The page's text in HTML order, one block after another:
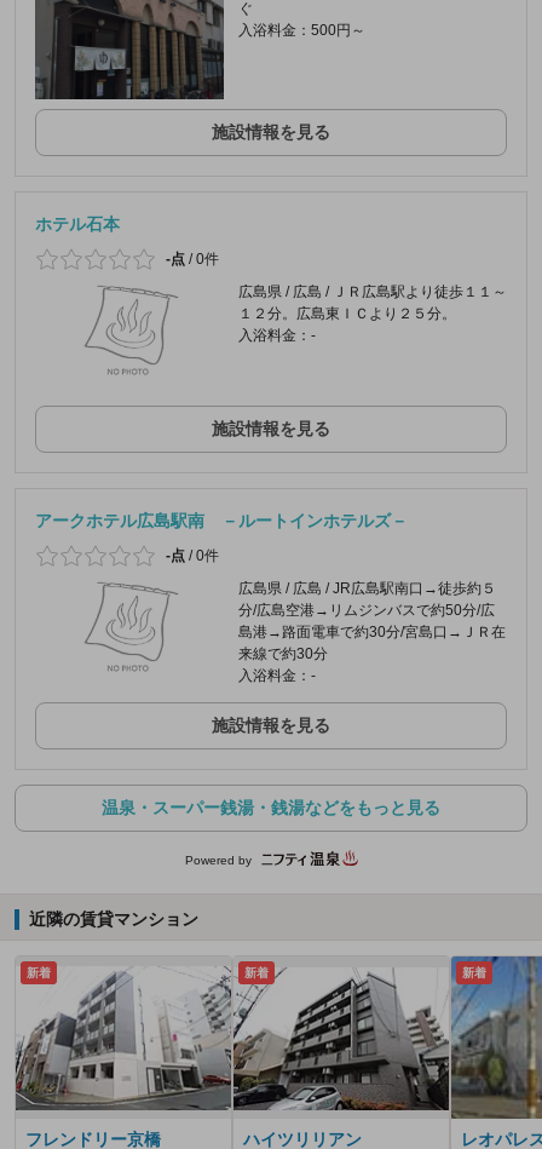
ぐ
入浴料金：500円～
施設情報を見る
ホテル石本
-点 /0件
広島県 / 広島 / ＪＲ広島駅より徒歩１１～
１２分。広島東ＩＣより２５分。
入浴料金：-
施設情報を見る
アークホテル広島駅南 －ルートインホテルズ－
-点 /0件
広島県 / 広島 / JR広島駅南口→徒歩約５
分/広島空港→リムジンバスで約50分/広
島港→路面電車で約30分/宮島口→ＪＲ在
来線で約30分
入浴料金：-
施設情報を見る
温泉・スーパー銭湯・銭湯などをもっと見る
Powered by
近隣の賃貸マンション
新着
フレンドリー京橋
新着
ハイツリリアン
新着
レオパレ